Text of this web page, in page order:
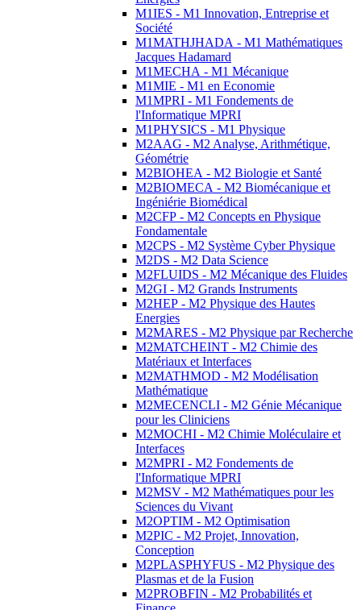
M1IES - M1 Innovation, Entreprise et
Société
M1MATHJHADA - M1 Mathématiques
Jacques Hadamard
M1MECHA - M1 Mécanique
M1MIE - M1 en Economie
M1MPRI - M1 Fondements de
l'Informatique MPRI
M1PHYSICS - M1 Physique
M2AAG - M2 Analyse, Arithmétique,
Géométrie
M2BIOHEA - M2 Biologie et Santé
M2BIOMECA - M2 Biomécanique et
Ingéniérie Biomédical
M2CFP - M2 Concepts en Physique
Fondamentale
M2CPS - M2 Système Cyber Physique
M2DS - M2 Data Science
M2FLUIDS - M2 Mécanique des Fluides
M2GI - M2 Grands Instruments
M2HEP - M2 Physique des Hautes
Energies
M2MARES - M2 Physique par Recherche
M2MATCHEINT - M2 Chimie des
Matériaux et Interfaces
M2MATHMOD - M2 Modélisation
Mathématique
M2MECENCLI - M2 Génie Mécanique
pour les Cliniciens
M2MOCHI - M2 Chimie Moléculaire et
Interfaces
M2MPRI - M2 Fondements de
l'Informatique MPRI
M2MSV - M2 Mathématiques pour les
Sciences du Vivant
M2OPTIM - M2 Optimisation
M2PIC - M2 Projet, Innovation,
Conception
M2PLASPHYFUS - M2 Physique des
Plasmas et de la Fusion
M2PROBFIN - M2 Probabilités et